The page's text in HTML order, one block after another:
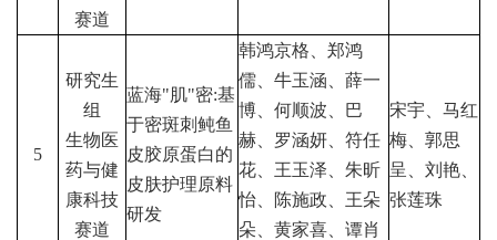
赛道
5
研究生
组
生物医
药与健
康科技
赛道
蓝海" 肌"密:基
于密斑刺鲀鱼
皮胶原蛋白的
皮肤护理原料
研发
韩鸿京格、郑鸿
儒、牛玉涵、薛一
博、何顺波、巴
赫、罗涵妍、符任
花、王玉泽、朱昕
怡、陈施政、王朵
朵、黄家喜、谭肖
宋宇、马红
梅、郭思
呈、刘艳、
张莲珠